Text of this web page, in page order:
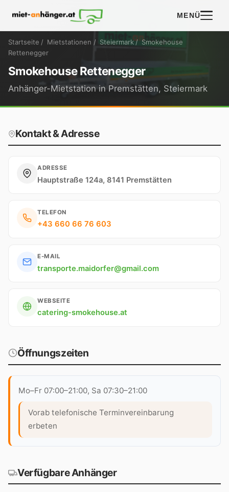
MENÜ
Startseite / Mietstationen / Steiermark/ Smokehouse
Rettenegger
Smokehouse Rettenegger
Anhänger-Mietstation in Premstätten, Steiermark
Kontakt & Adresse
ADRESSE
Hauptstraße 124a, 8141 Premstätten
TELEFON
+43 660 66 76 603
E-MAIL
transporte.maidorfer@gmail.com
WEBSEITE
catering-smokehouse.at
Öffnungszeiten
Mo–Fr 07:00–21:00, Sa 07:30–21:00
Vorab telefonische Terminvereinbarung
erbeten
Verfügbare Anhänger